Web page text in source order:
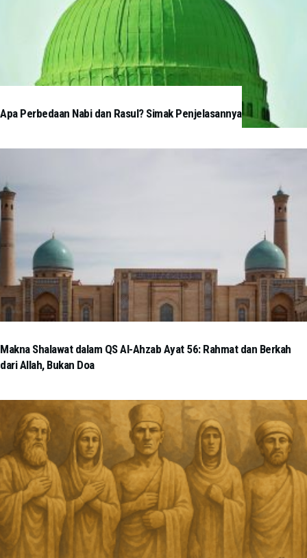
Apa Perbedaan Nabi dan Rasul? Simak Penjelasannya
Makna Shalawat dalam QS Al-Ahzab Ayat 56: Rahmat dan Berkah
dari Allah, Bukan Doa